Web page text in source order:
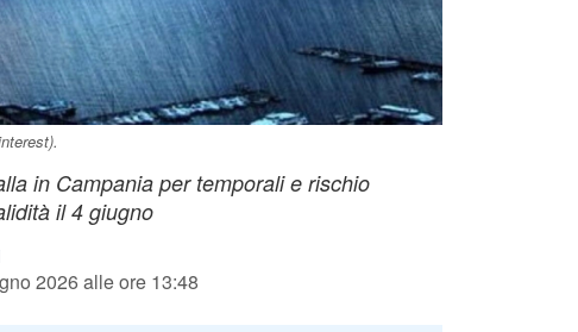
in Campania per temporali e rischio
il 4 giugno
2026 alle ore 13:48